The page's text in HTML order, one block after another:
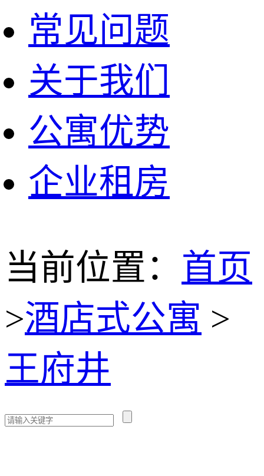
常见问题
关于我们
公寓优势
企业租房
当前位置： 首页
>酒店式公寓 >
王府井